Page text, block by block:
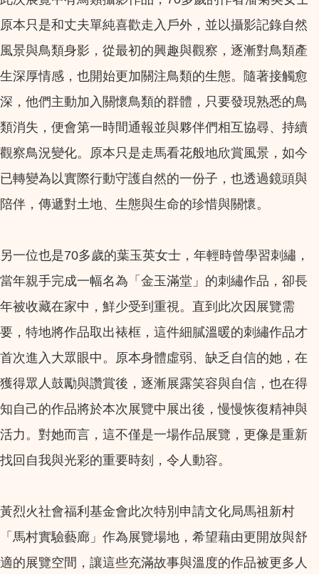
原本只是和丈夫單純喜歡走入戶外，並以攝影記錄自然
風景與鳥類身影，從最初的興趣與觀察，逐漸對鳥類產
生深厚情感，也開始更加關注鳥類的生態。隨著接觸愈
深，他們主動加入關懷鳥類的群體，只要發現熟悉的鳥
類消失，便會第一時間通報並與夥伴們相互協尋、持續
觀察鳥況變化。原本只是走馬看花般地欣賞風景，如今
已轉變為以實際行動守護自然的一份子，也透過鏡頭與
陪伴，傳遞對土地、生態與生命的珍惜與關懷。
另一位也是70多歲的葉玉英女士，年輕時曾學習刺繡，
當年親手完成一幅名為「金玉滿堂」的刺繡作品，卻長
年被收藏在家中，鮮少受到重視。直到此次因展覽需
要，特地將作品取出裱框，這件細膩溫暖的刺繡作品才
首次進入大眾眼中。原本身體虛弱、缺乏自信的她，在
獲得眾人鼓勵與讚賞後，逐漸展露笑容與自信，也在得
知自己的作品將於本次展覽中展出後，慢慢恢復精神與
活力。對她而言，這不僅是一場作品展覽，更像是重新
找回自我與光彩的重要時刻，令人動容。
黃烈火社會福利基金會此次特別申請文化局馬祖新村
「馬村實驗藝廊」作為展覽場地，希望藉由更開放與舒
適的展覽空間，讓這些充滿故事與溫度的作品被更多人